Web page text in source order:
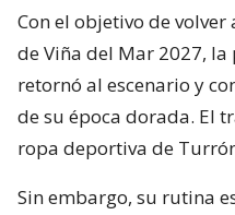
Con el objetivo de volver
de Viña del Mar 2027,
retornó al escenario y
de su época dorada. El
ropa deportiva de
Sin embargo, su rutina